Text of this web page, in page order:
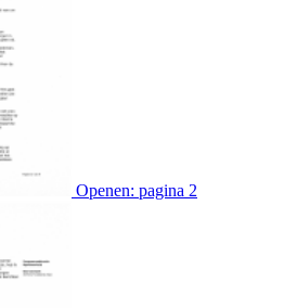
Openen: pagina 2